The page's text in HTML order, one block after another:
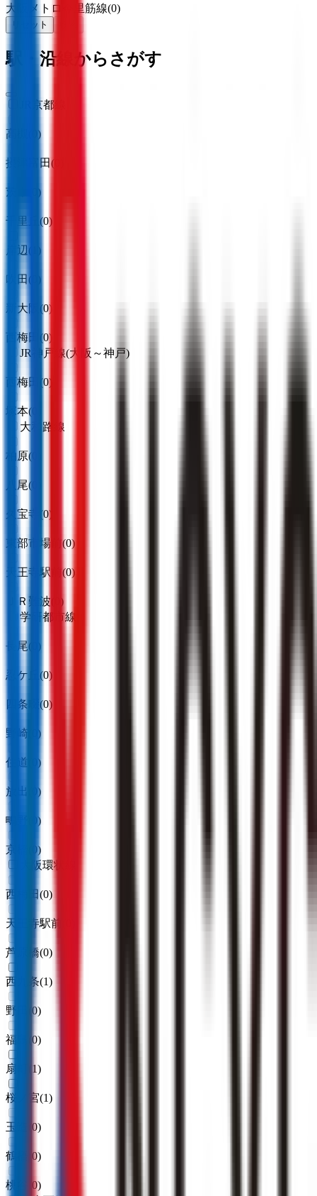
大阪メトロ今里筋線(0)
リセット
駅・沿線からさがす
JR京都線
高槻 )
摂津富田(
茨木 )
千里丘 (0)
岸辺 ( )
吹田 ( )
新大阪 (0)
西梅田 (0)
JR神戸線(大阪～神戸)
西梅田 (0)
塚本(
大和路線
柏原(
八尾(
久宝寺 (0)
東部市場前 (0)
天王寺駅前 (0)
ＪＲ難波
)
学研都市線
長尾( )
忍ケ丘 (0)
四条畷 (0)
野崎 )
住道 )
放出 )
鴫野 )
京橋 0)
大阪環状線
西梅田(0)
天王寺駅前
芦原橋(0)
西九条(1)
野田 0)
福島 0)
扇町 1)
桜ノ宮(1)
玉造 0)
鶴橋 0)
桃谷 0)